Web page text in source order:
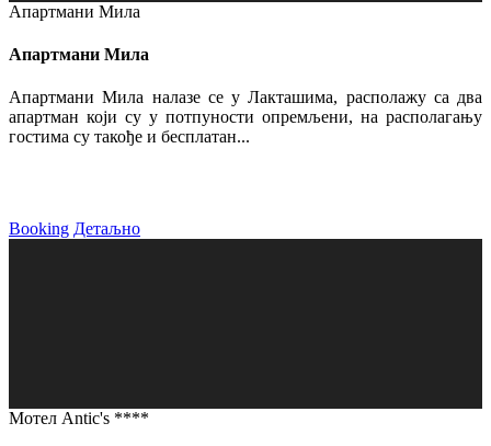
Апартмани Мила
Апартмани Мила
Апартмани Мила налазе се у Лакташима, располажу са два
апартман који су у потпуности опремљени, на располагању
гостима су такође и бесплатан...
Booking Детаљно
Мотел Antic's ****